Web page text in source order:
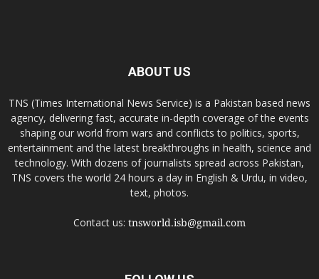
ABOUT US
TNS (Times International News Service) is a Pakistan based news
agency, delivering fast, accurate in-depth coverage of the events
shaping our world from wars and conflicts to politics, sports,
entertainment and the latest breakthroughs in health, science and
technology. With dozens of journalists spread across Pakistan,
TNS covers the world 24 hours a day in English & Urdu, in video,
text, photos.
Contact us: tnsworld.isb@gmail.com